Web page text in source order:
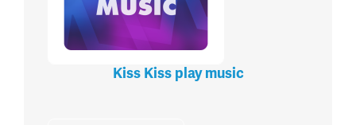
Kiss Kiss play music